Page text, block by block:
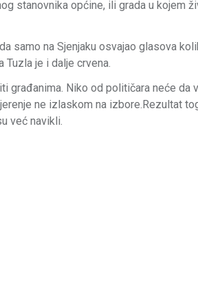
stanovnika općine, ili grada u kojem
samo na Sjenjaku osvajao glasova
je i dalje crvena.
građanima. Niko od političara neće da
ne izlaskom na izbore.Rezultat
već navikli.